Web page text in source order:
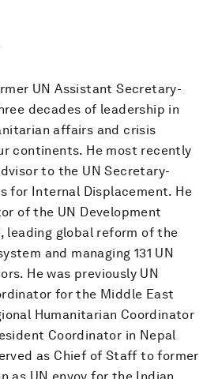
UN Assistant Secretary-
decades of leadership in
affairs and crisis
continents. He most recently
to the UN Secretary-
for Internal Displacement. He
of the UN Development
leading global reform of the
and managing 131 UN
He was previously UN
for the Middle East
Humanitarian Coordinator
Coordinator in Nepal
as Chief of Staff to former